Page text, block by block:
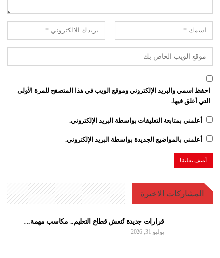
احفظ اسمي والبريد الإلكتروني وموقع الويب في هذا المتصفح للمرة الأولى
التي أعلق فيها.
أعلمني بمتابعة التعليقات بواسطة البريد الإلكتروني.
أعلمني بالمواضيع الجديدة بواسطة البريد الإلكتروني.
المشاركات الاخيرة
قرارات جديدة تُنعش قطاع التعليم.. مكاسب مهمة…
يوليو 31, 2026